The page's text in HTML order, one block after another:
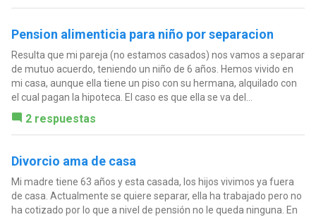
Pension alimenticia para niño por separacion
Resulta que mi pareja (no estamos casados) nos vamos a separar
de mutuo acuerdo, teniendo un niño de 6 años. Hemos vivido en
mi casa, aunque ella tiene un piso con su hermana, alquilado con
el cual pagan la hipoteca. El caso es que ella se va del...
2 respuestas
Divorcio ama de casa
Mi madre tiene 63 años y esta casada, los hijos vivimos ya fuera
de casa. Actualmente se quiere separar, ella ha trabajado pero no
ha cotizado por lo que a nivel de pensión no le queda ninguna. En